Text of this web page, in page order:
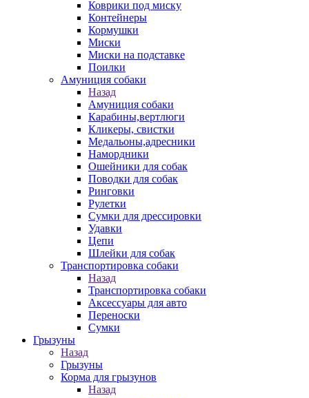
Коврики под миску
Контейнеры
Кормушки
Миски
Миски на подставке
Поилки
Амуниция собаки
Назад
Амуниция собаки
Карабины,вертлюги
Кликеры, свистки
Медальоны,адресники
Намордники
Ошейники для собак
Поводки для собак
Ринговки
Рулетки
Сумки для дрессировки
Удавки
Цепи
Шлейки для собак
Транспортировка собаки
Назад
Транспортировка собаки
Аксессуары для авто
Переноски
Сумки
Грызуны
Назад
Грызуны
Корма для грызунов
Назад